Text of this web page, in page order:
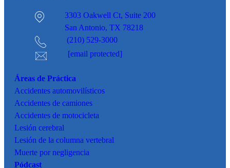
3303 Oakwell Ct, Suite 200
San Antonio, TX 78218
(210) 529-3000
[email protected]
Áreas de Práctica
Accidentes automovilísticos
Accidentes de camiones
Accidentes de motocicleta
Lesión cerebral
Lesión de la columna vertebral
Muerte por negligencia
Pódcast